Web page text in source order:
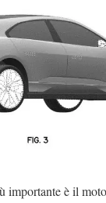
importante è il